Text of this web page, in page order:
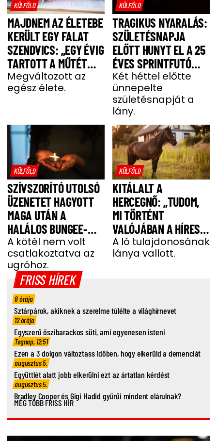
KÜLFÖLD
MAJDNEM AZ ÉLETEBE
KERÜLT EGY FALAT
SZENDVICS: „EGY ÉVIG
TARTOTT A MŰTÉT
UTÁNI FELÉPÜLÉS”
Megváltozott az
egész élete.
KÜLFÖLD
TRAGIKUS NYARALÁS:
SZÜLETÉSNAPJA
ELŐTT HUNYT EL A 25
ÉVES SPRINTFUTÓ
LÁNY
Két héttel előtte
ünnepelte
születésnapját a
lány.
KÜLFÖLD
SZÍVSZORÍTÓ UTOLSÓ
ÜZENETET HAGYOTT
MAGA UTÁN A
HALÁLOS BUNGEE-
UGRÁS ELŐTT A
FIATAL NŐ
A kötél nem volt
csatlakoztatva az
ugróhoz.
KÜLFÖLD
KITÁLALT A
HERCEGNŐ: „TUDOM,
MI TÖRTÉNT
VALÓJÁBAN A HÍRES
SHERGAR CSŐDÖRREL”
A ló tulajdonosának
lánya vallott.
FRISS HÍREK
8 órája
Sztárpárok, akiknek a szerelme túlélte a világhírnevet
12 órája
Egyszerű őszibarackos süti, ami egyenesen isteni
Tegnap, 12:51
Ezen a 3 dolgon változtass időben, hogy elkerüld a demenciát
augusztus 5.
Együttlét alatt jobb elkerülni ezt az ártatlan kérdést
augusztus 5.
Bradley Cooper és Gigi Hadid gyűrűi mindent elárulnak?
MÉG TÖBB FRISS HÍR